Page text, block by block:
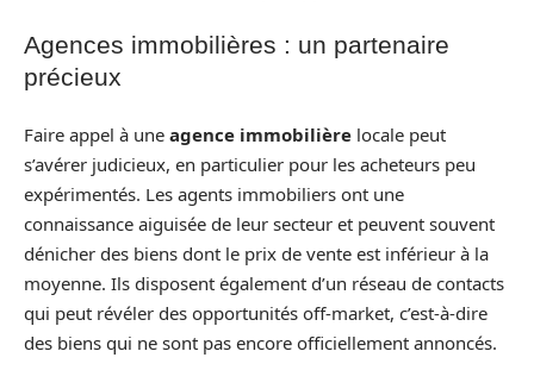
Agences immobilières : un partenaire
précieux
Faire appel à une agence immobilière locale peut
s’avérer judicieux, en particulier pour les acheteurs peu
expérimentés. Les agents immobiliers ont une
connaissance aiguisée de leur secteur et peuvent souvent
dénicher des biens dont le prix de vente est inférieur à la
moyenne. Ils disposent également d’un réseau de contacts
qui peut révéler des opportunités off-market, c’est-à-dire
des biens qui ne sont pas encore officiellement annoncés.